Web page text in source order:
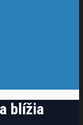
blížia